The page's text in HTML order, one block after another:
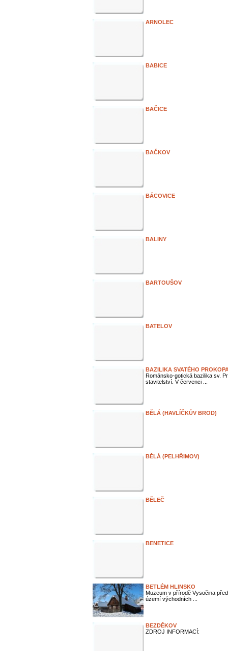
ARNOLEC
BABICE
BAČICE
BAČKOV
BÁCOVICE
BALINY
BARTOUŠOV
BATELOV
BAZILIKA SVATÉHO
Románsko-gotická bazilika sv.
stavitelství. V červenci ...
BĚLÁ (HAVLÍČKŮV BROD)
BĚLÁ (PELHŘIMOV)
BĚLEČ
BENETICE
BETLÉM HLINSKO
Muzeum v přírodě Vysočina
území východních ...
BEZDĚKOV
ZDROJ INFORMACÍ: